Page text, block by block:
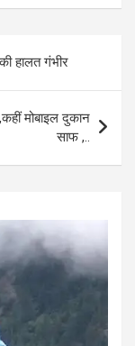
हालत गंभीर
मोबाइल दुकान
साफ ,..